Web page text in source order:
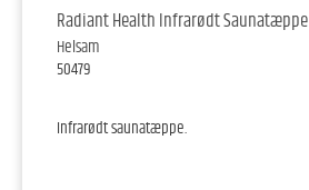
Radiant Health Infrarødt Saunatæppe
Helsam
50479
Infrarødt saunatæppe.